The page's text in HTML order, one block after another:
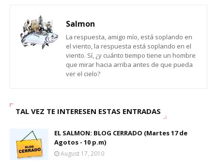
Salmon
La respuesta, amigo mío, está soplando en
el viento, la respuesta está soplando en el
viento. Sí, ¿y cuánto tiempo tiene un hombre
que mirar hacia arriba antes de que pueda
ver el cielo?
TAL VEZ TE INTERESEN ESTAS ENTRADAS
EL SALMON: BLOG CERRADO (Martes 17 de
Agotos - 10 p.m)
August 17, 2010